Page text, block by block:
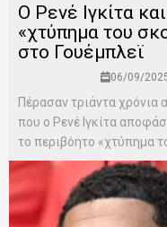
O Ρενέ Iγκίτα
«χτύπημα του
στο Γουέμπλεϊ
06/09/
Πέρασαν τριάντα χρόνια
που ο Ρενέ Ιγκίτα
το περιβόητο «χτύπημα